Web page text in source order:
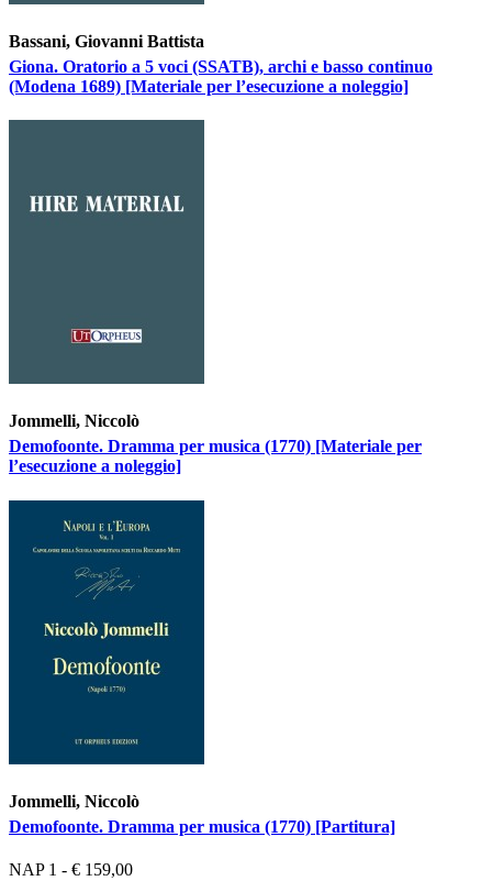
Bassani, Giovanni Battista
Giona. Oratorio a 5 voci (SSATB), archi e basso continuo
(Modena 1689) [Materiale per l’esecuzione a noleggio]
Jommelli, Niccolò
Demofoonte. Dramma per musica (1770) [Materiale per
l’esecuzione a noleggio]
Jommelli, Niccolò
Demofoonte. Dramma per musica (1770) [Partitura]
NAP 1 - € 159,00